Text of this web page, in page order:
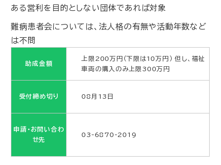
ある営利を目的としない団体であれば対象
難病患者会については、法人格の有無や活動年数など
は不問
助成金額
上限200万円（下限は10万円） 但し、福祉
車両の購入のみ上限300万円
受付締め切り 08月13日
申請・お問い合わ
せ先
03-6870-2019